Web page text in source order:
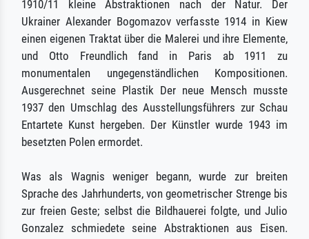
1910/11 kleine Abstraktionen nach der Natur. Der
Ukrainer Alexander Bogomazov verfasste 1914 in Kiew
einen eigenen Traktat über die Malerei und ihre Elemente,
und Otto Freundlich fand in Paris ab 1911 zu
monumentalen ungegenständlichen Kompositionen.
Ausgerechnet seine Plastik Der neue Mensch musste
1937 den Umschlag des Ausstellungsführers zur Schau
Entartete Kunst hergeben. Der Künstler wurde 1943 im
besetzten Polen ermordet.
Was als Wagnis weniger begann, wurde zur breiten
Sprache des Jahrhunderts, von geometrischer Strenge bis
zur freien Geste; selbst die Bildhauerei folgte, und Julio
Gonzalez schmiedete seine Abstraktionen aus Eisen.